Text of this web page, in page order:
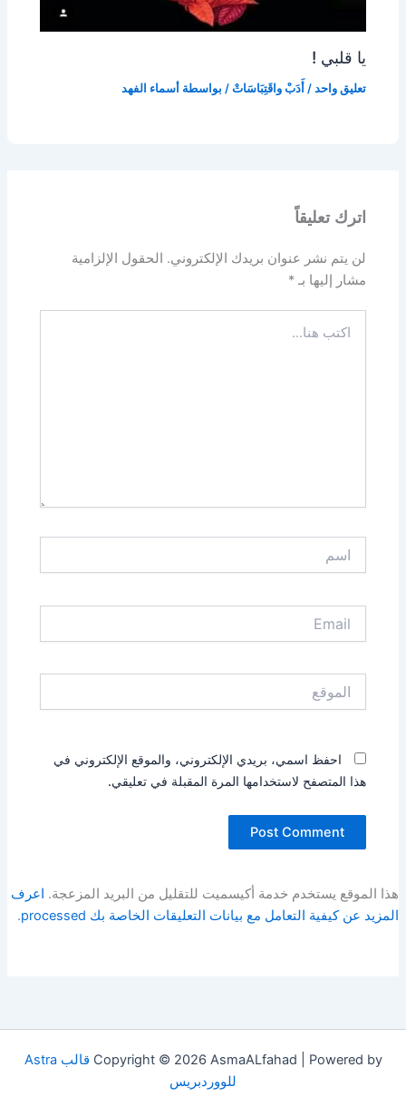
يا قلبي !
تعليق واحد /أَدَبْ واقَتِبَاسَاتْ / بواسطة أسماء الفهد
اترك تعليقاً
لن يتم نشر عنوان بريدك الإلكتروني. الحقول الإلزامية
مشار إليها بـ*
هنا...
احفظ اسمي، بريدي الإلكتروني، والموقع الإلكتروني في
هذا المتصفح لاستخدامها المرة المقبلة في تعليقي.
هذا الموقع يستخدم خدمة أكيسميت للتقليل من البريد المزعجة. اعرف
المزيد عن كيفية التعامل مع بيانات التعليقات الخاصة بك processed
.
Copyright © 2026 AsmaALfahad | Powered by
قالب Astra
للووردبريس